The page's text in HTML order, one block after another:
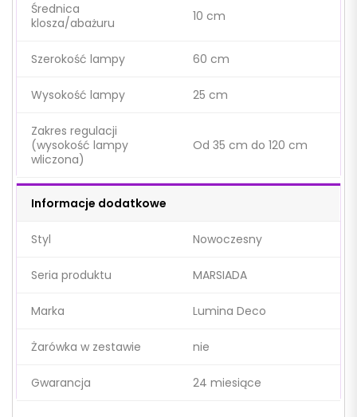
Średnica
klosza/abażuru
10 cm
Szerokość lampy 60 cm
Wysokość lampy 25 cm
Zakres regulacji
(wysokość lampy
wliczona)
Od 35 cm do 120 cm
Informacje dodatkowe
Styl Nowoczesny
Seria produktu MARSIADA
Marka Lumina Deco
Żarówka w zestawie nie
Gwarancja 24 miesiące